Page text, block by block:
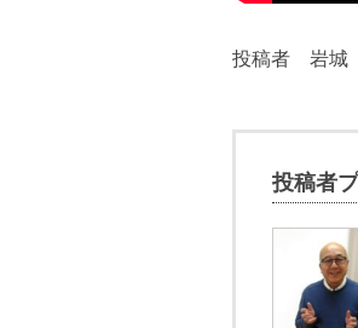
投稿者 岩城
投稿者